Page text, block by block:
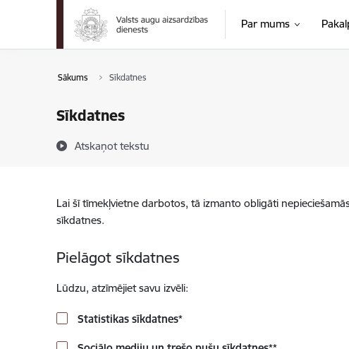
Pāriet uz lapas saturu
Par mums
Sākums Sīkdatnes
Sīkdatnes
Atskaņot tekstu
Lai šī tīmekļvietne darbotos, tā izmanto obligāti
sīkdatnes.
Pielāgot sīkdatnes
Lūdzu, atzīmējiet savu izvēli:
Statistikas sīkdatnes*